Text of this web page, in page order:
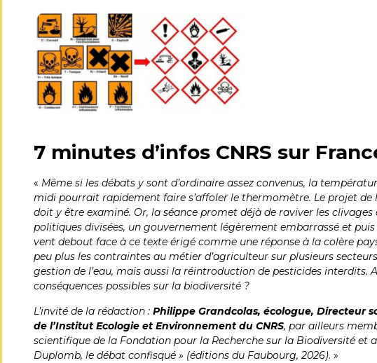
7 minutes d’infos CNRS sur
« Même si les débats y sont d’ordinaire assez convenus, la
midi pourrait rapidement faire s’affoler le thermomètre. Le projet de
doit y être examiné. Or, la séance promet déjà de raviver les
politiques divisées, un gouvernement légèrement embarrassé et
vent debout face à ce texte érigé comme une réponse à la colère
peu plus les contraintes au métier d’agriculteur sur plusieurs
gestion de l’eau, mais aussi la réintroduction de pesticides interdits.
conséquences possibles sur la biodiversité ?
L’invité de la rédaction : Philippe Grandcolas, écologue, Directeur
de l’Institut Ecologie et Environnement du CNRS, par ailleurs
scientifique de la Fondation pour la Recherche sur la Biodiversité et
Duplomb, le débat confisqué » (éditions du Faubourg, 2026). »